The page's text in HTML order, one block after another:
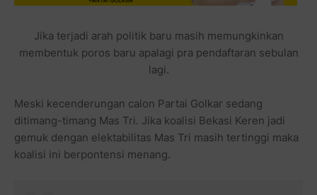
Jika terjadi arah politik baru masih memungkinkan
membentuk poros baru apalagi pra pendaftaran sebulan
lagi.
Meski kecenderungan calon Partai Golkar sedang
ditimang-timang Mas Tri. Jika koalisi Bekasi Keren jadi
gemuk dengan elektabilitas Mas Tri masih tertinggi maka
koalisi ini berpontensi menang.